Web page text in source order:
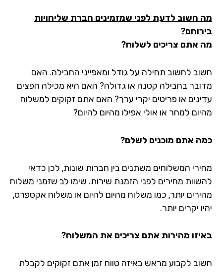
חשוב לדעת לפני שמזמינים חברת שליחויות
אתם צריכים לשלוח?
לחשוב תחילה על גודל ומאפייני החבילה. האם
בחבילה קטנה או גדולה? האם היא מכילה חפצים
או פריטים יקרי ערך? האם אתם זקוקים למשלוח
למחר או אולי אפילו מהיום להיום?
אתם מוכנים לשלם?
המשלוחים משתנים בין חברות שונות, לכן כדאי
מחירים לפני הזמנת שירות. שימו לב שזמני משלוח
יותר, כמו משלוח מהיום להיום או משלוח אקספרס,
יקרים יותר.
מהירות אתם צריכים את המשלוח?
לקבוע מראש באיזה טווח זמן אתם זקוקים לקבלת